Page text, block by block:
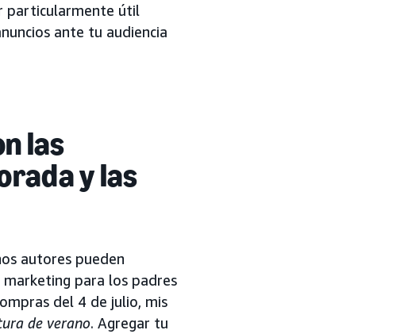
particularmente útil
ante tu audiencia
las
y las
autores pueden
marketing para los padres
del 4 de julio, mis
de verano. Agregar tu